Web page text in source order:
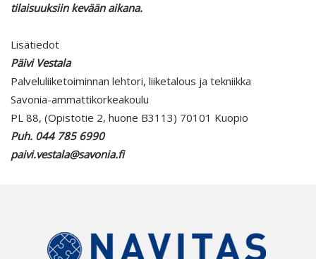
tilaisuuksiin kevään aikana.
Lisätiedot
Päivi Vestala
Palveluliiketoiminnan lehtori, liiketalous ja tekniikka
Savonia-ammattikorkeakoulu
PL 88, (Opistotie 2, huone B3113) 70101 Kuopio
Puh. 044 785 6990
paivi.vestala@savonia.fi